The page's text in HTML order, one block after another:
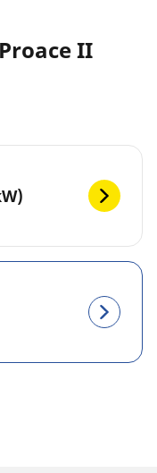
II